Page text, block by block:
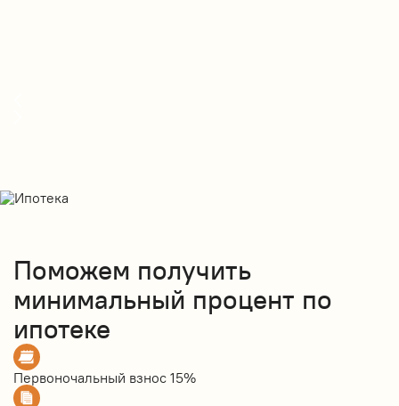
Поможем получить
минимальный процент по
ипотеке
Первоночальный взнос 15%